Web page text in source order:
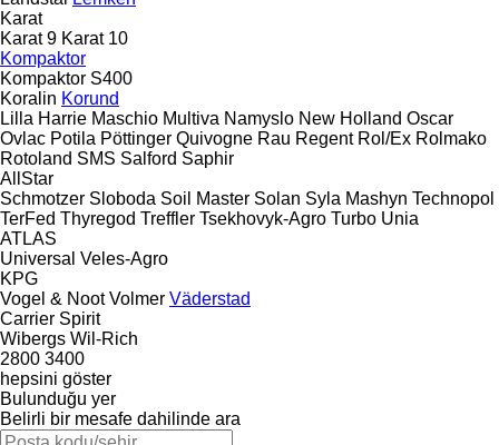
Karat
Karat 9 Karat 10
Kompaktor
Kompaktor S400
Koralin Korund
Lilla Harrie Maschio Multiva Namyslo New Holland Oscar
Ovlac Potila Pöttinger Quivogne Rau Regent Rol/Ex Rolmako
Rotoland SMS Salford Saphir
AllStar
Schmotzer Sloboda Soil Master Solan Syla Mashyn Technopol
TerFed Thyregod Treffler Tsekhovyk-Agro Turbo Unia
ATLAS
Universal Veles-Agro
KPG
Vogel & Noot Volmer Väderstad
Carrier Spirit
Wibergs Wil-Rich
2800 3400
hepsini göster
Bulunduğu yer
Belirli bir mesafe dahilinde ara